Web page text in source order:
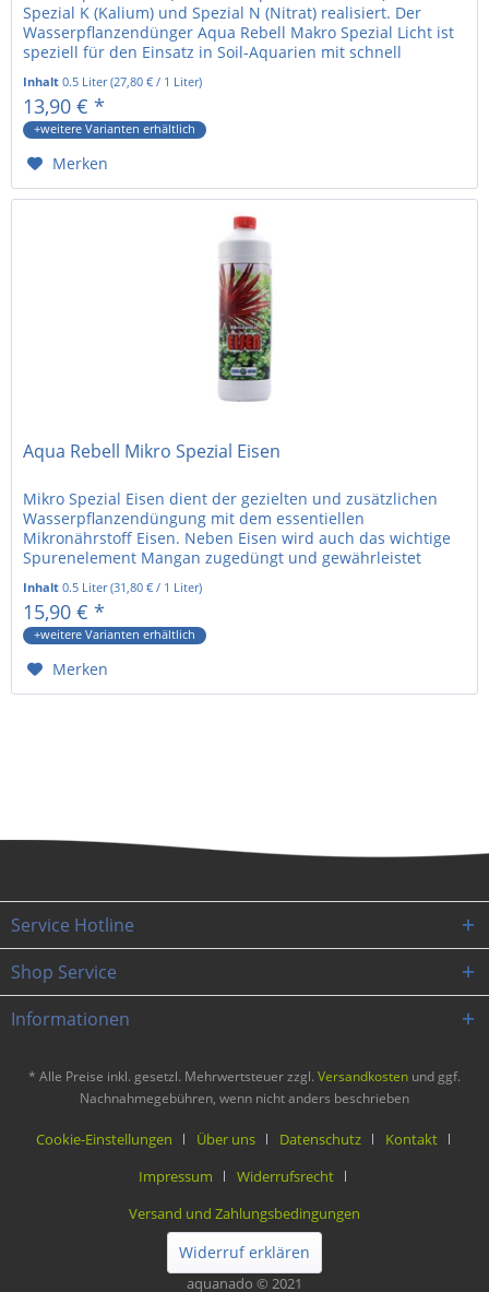
Spezial K (Kalium) und Spezial N (Nitrat) realisiert. Der
Wasserpflanzendünger Aqua Rebell Makro Spezial Licht ist
speziell für den Einsatz in Soil-Aquarien mit schnell
Inhalt0.5 Liter(27,80 € / 1 Liter)
13,90 € *
+weitere Varianten erhältlich
Merken
Aqua Rebell Mikro Spezial Eisen
Mikro Spezial Eisen dient der gezielten und zusätzlichen
Wasserpflanzendüngung mit dem essentiellen
Mikronährstoff Eisen. Neben Eisen wird auch das wichtige
Spurenelement Mangan zugedüngt und gewährleistet
Inhalt0.5 Liter(31,80 € / 1 Liter)
15,90 € *
+weitere Varianten erhältlich
Merken
Service Hotline
Shop Service
Informationen
* Alle Preise inkl. gesetzl. Mehrwertsteuer zzgl. Versandkosten und ggf.
Nachnahmegebühren, wenn nicht anders beschrieben
Cookie-Einstellungen Über uns Datenschutz
Kontakt
Impressum
Widerrufsrecht
Versand und Zahlungsbedingungen
Widerruf erklären
aquanado © 2021